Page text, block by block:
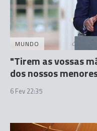
MUNDO
"Tirem as vossas
dos nossos
6 Fev 22:35